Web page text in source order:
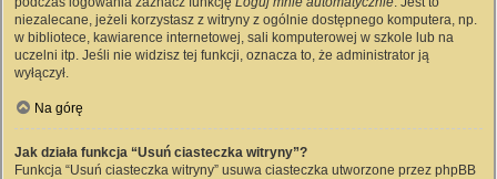
niezalecane, jeżeli korzystasz z witryny z ogólnie dostępnego komputera, np.
w bibliotece, kawiarence internetowej, sali komputerowej w szkole lub na
uczelni itp. Jeśli nie widzisz tej funkcji, oznacza to, że administrator ją
wyłączył.
Na górę
Jak działa funkcja “Usuń ciasteczka witryny”?
Funkcja “Usuń ciasteczka witryny” usuwa ciasteczka utworzone przez phpBB